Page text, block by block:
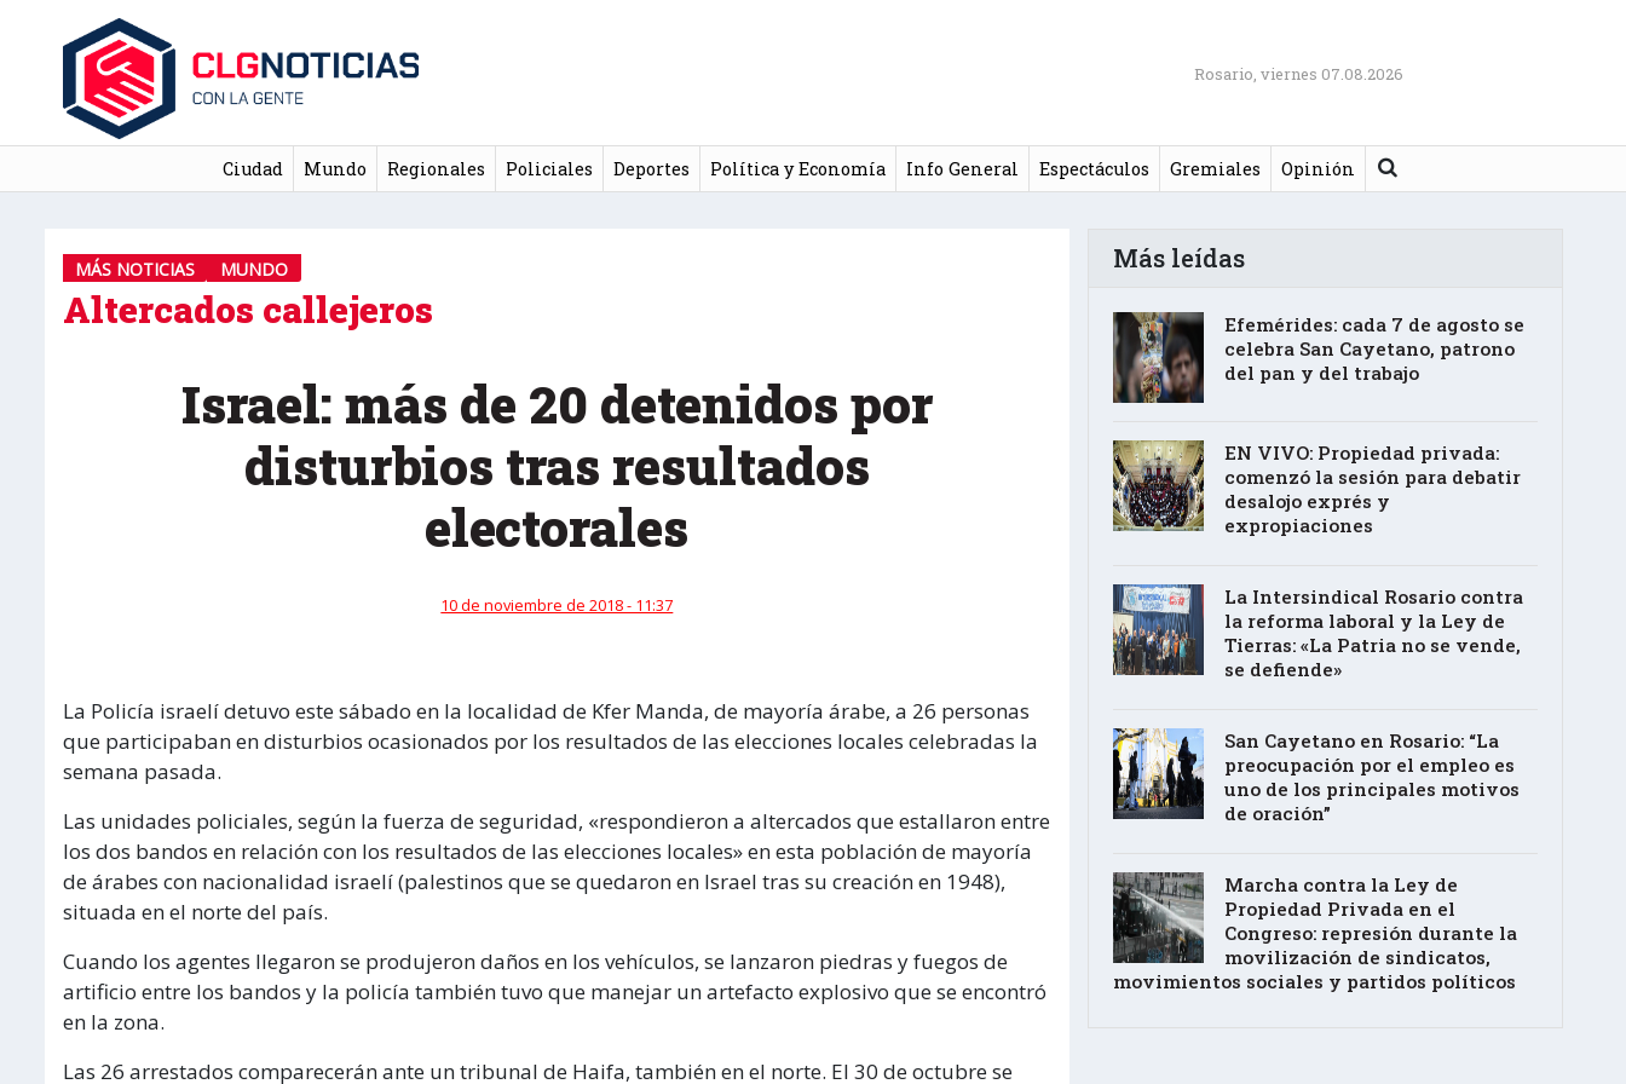
Rosario, viernes 07.08.2026
Ciudad Mundo Regionales Policiales Deportes Política y Economía Info General Espectáculos Gremiales Opinión Buscar
MÁS NOTICIAS MUNDO
Altercados callejeros
Israel: más de 20 detenidos por
disturbios tras resultados
electorales
10 de noviembre de 2018 - 11:37
La Policía israelí detuvo este sábado en la localidad de Kfer Manda, de mayoría árabe, a 26 personas
que participaban en disturbios ocasionados por los resultados de las elecciones locales celebradas la
semana pasada.
Las unidades policiales, según la fuerza de seguridad, «respondieron a altercados que estallaron entre
los dos bandos en relación con los resultados de las elecciones locales» en esta población de mayoría
de árabes con nacionalidad israelí (palestinos que se quedaron en Israel tras su creación en 1948),
situada en el norte del país.
Cuando los agentes llegaron se produjeron daños en los vehículos, se lanzaron piedras y fuegos de
artificio entre los bandos y la policía también tuvo que manejar un artefacto explosivo que se encontró
en la zona.
Las 26 arrestados comparecerán ante un tribunal de Haifa, también en el norte. El 30 de octubre se
Más leídas
Efemérides: cada 7 de agosto se
celebra San Cayetano, patrono
del pan y del trabajo
EN VIVO: Propiedad privada:
comenzó la sesión para debatir
desalojo exprés y
expropiaciones
La Intersindical Rosario contra
la reforma laboral y la Ley de
Tierras: «La Patria no se vende,
se defiende»
San Cayetano en Rosario: “La
preocupación por el empleo es
uno de los principales motivos
de oración”
Marcha contra la Ley de
Propiedad Privada en el
Congreso: represión durante la
movilización de sindicatos,
movimientos sociales y partidos políticos